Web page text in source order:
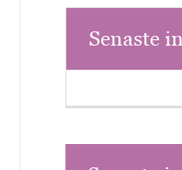
Senaste